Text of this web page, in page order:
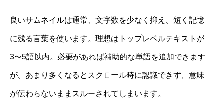
良いサムネイルは通常、文字数を少なく抑え、短く記憶
に残る言葉を使います。理想はトップレベルテキストが
3〜5語以内。必要があれば補助的な単語を追加できます
が、あまり多くなるとスクロール時に認識できず、意味
が伝わらないままスルーされてしまいます。